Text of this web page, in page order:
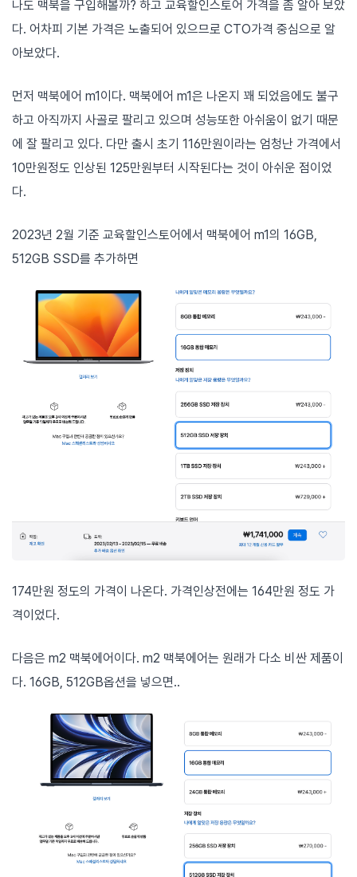
나도 맥북을 구입해볼까? 하고 교육할인스토어 가격을 좀 알아 보았
다. 어차피 기본 가격은 노출되어 있으므로 CTO가격 중심으로 알
아보았다.
먼저 맥북에어 m1이다. 맥북에어 m1은 나온지 꽤 되었음에도 불구
하고 아직까지 사골로 팔리고 있으며 성능또한 아쉬움이 없기 때문
에 잘 팔리고 있다. 다만 출시 초기 116만원이라는 엄청난 가격에서
10만원정도 인상된 125만원부터 시작된다는 것이 아쉬운 점이었
다.
2023년 2월 기준 교육할인스토어에서 맥북에어 m1의 16GB,
512GB SSD를 추가하면
174만원 정도의 가격이 나온다. 가격인상전에는 164만원 정도 가
격이었다.
다음은 m2 맥북에어이다. m2 맥북에어는 원래가 다소 비싼 제품이
다. 16GB, 512GB옵션을 넣으면..